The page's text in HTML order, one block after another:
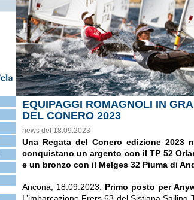
EQUIPAGGI ROMAGNOLI IN
DEL CONERO 2023
news del 18.09.2023
Una Regata del Conero edizione 2023
conquistano un argento con il TP 52
e un bronzo con il Melges 32 Piuma di
Ancona, 18.09.2023. Primo posto per